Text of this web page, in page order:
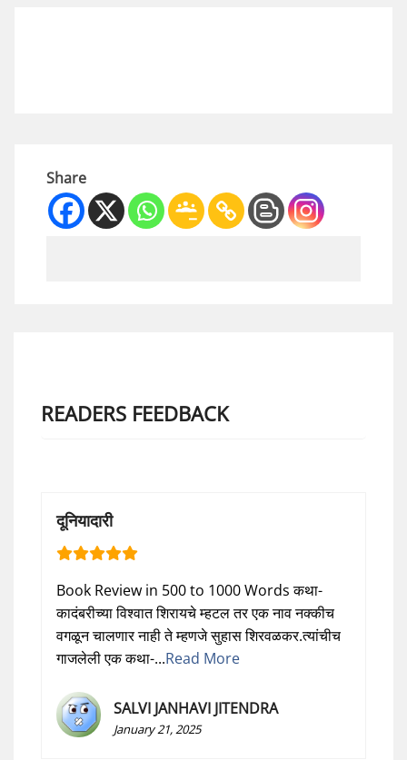
Share
READERS FEEDBACK
दूनियादारी
Book Review in 500 to 1000 Words कथा-
कादंबरीच्या विश्वात शिरायचे म्हटल तर एक नाव नक्कीच
वगळून चालणार नाही ते म्हणजे सुहास शिरवळकर.त्यांचीच
गाजलेली एक कथा-...Read More
SALVI JANHAVI JITENDRA
January 21, 2025